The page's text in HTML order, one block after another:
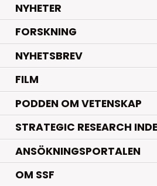
NYHETER.
FORSKNING.
NYHETSBREV
FILM
PODDEN OM VETENSKAP
STRATEGIC RESEARCH
ANSÖKNINGSPORTALEN
OM SSF